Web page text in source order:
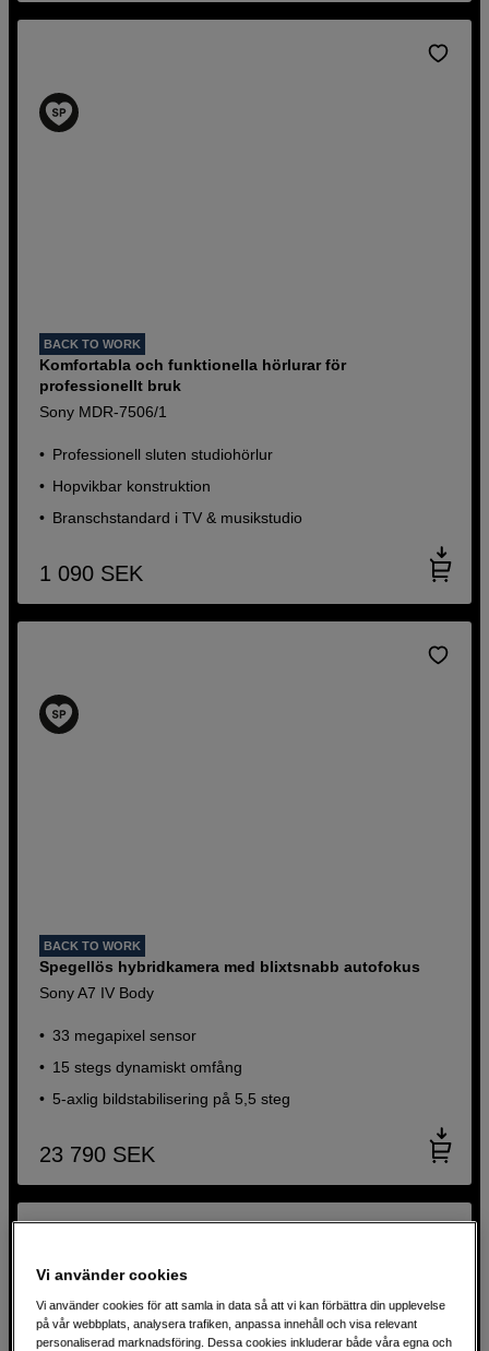
BACK TO WORK
Komfortabla och funktionella hörlurar för
professionellt bruk
Sony MDR-7506/1
Professionell sluten studiohörlur
Hopvikbar konstruktion
Branschstandard i TV & musikstudio
1 090 SEK
BACK TO WORK
Spegellös hybridkamera med blixtsnabb autofokus
Sony A7 IV Body
33 megapixel sensor
15 stegs dynamiskt omfång
5-axlig bildstabilisering på 5,5 steg
23 790 SEK
Vi använder cookies
Vi använder cookies för att samla in data så att vi kan förbättra din upplevelse
på vår webbplats, analysera trafiken, anpassa innehåll och visa relevant
personaliserad marknadsföring. Dessa cookies inkluderar både våra egna och